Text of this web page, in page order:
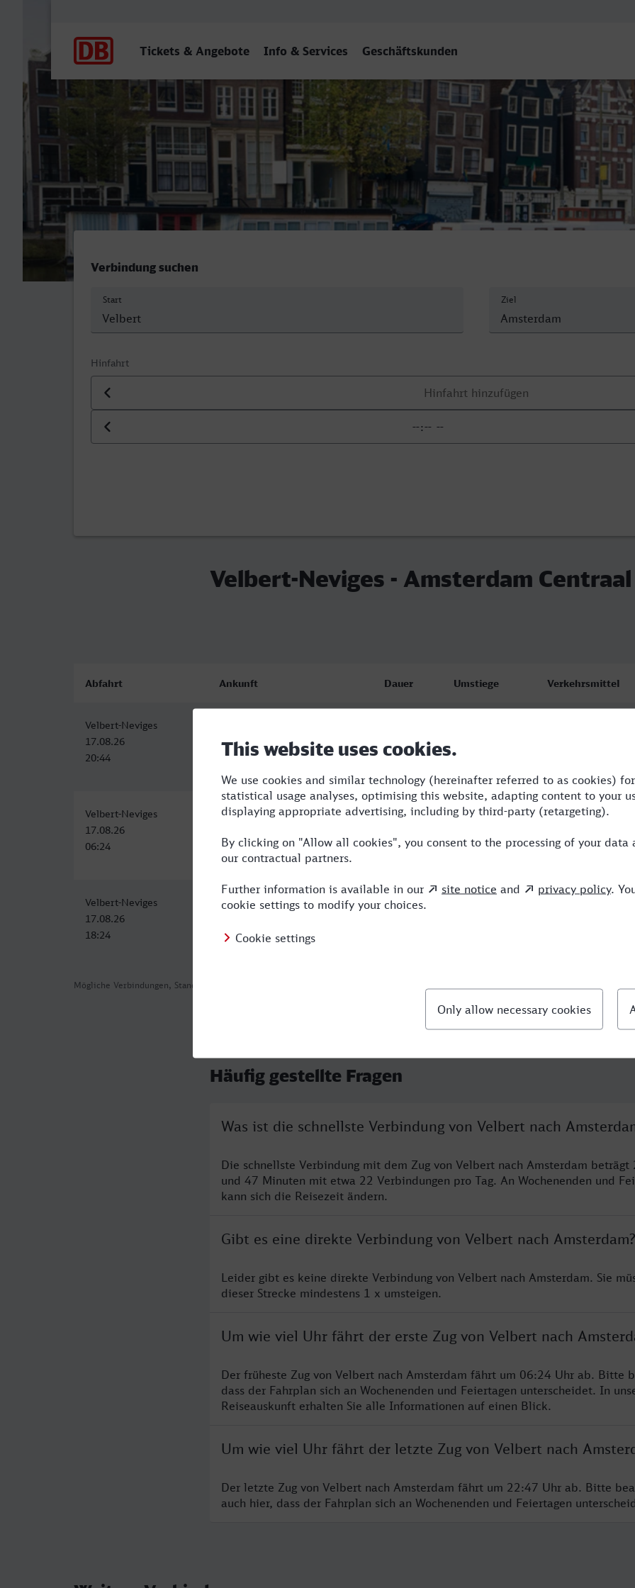
Tickets & Angebote Info & Services Geschäftskunden
Velbert-Neviges - Amsterdam Centraal
Verbindung suchen
Start Ziel
Hinfahrt
Datum der Hinfahrt
Uhrzeit der Hinfahrt
Velbert-Neviges - Amsterdam Centraal
Mögliche Verbindungen, Stand: 2026-08-03 02:18
Abfahrt Ankunft Dauer Umstiege Verkehrsmittel
Velbert-Neviges
17.08.26
20:44
17.08.26
23:31
Velbert-Neviges
17.08.26
06:24
Amsterdam Centraal
09:32
3:08 1 RE,ICE
Velbert-Neviges
17.08.26
18:24
Amsterdam Centraal
21:32
3:08
Häufig gestellte Fragen
Was ist die schnellste Verbindung von Velbert nach
Die schnellste Verbindung mit dem Zug von Velbert nach Amsterdam beträgt
und 47 Minuten mit etwa 22 Verbindungen pro Tag. An Wochenenden und
kann sich die Reisezeit ändern.
Gibt es eine direkte Verbindung von Velbert nach Amsterdam?
Leider gibt es keine direkte Verbindung von Velbert nach Amsterdam. Sie
dieser Strecke mindestens 1 x umsteigen.
Um wie viel Uhr fährt der erste Zug von Velbert nach
Der früheste Zug von Velbert nach Amsterdam fährt um 06:24 Uhr ab. Bitte
dass der Fahrplan sich an Wochenenden und Feiertagen unterscheidet. In
Reiseauskunft erhalten Sie alle Informationen auf einen Blick.
Um wie viel Uhr fährt der letzte Zug von Velbert nach
Der letzte Zug von Velbert nach Amsterdam fährt um 22:47 Uhr ab. Bitte
auch hier, dass der Fahrplan sich an Wochenenden und Feiertagen